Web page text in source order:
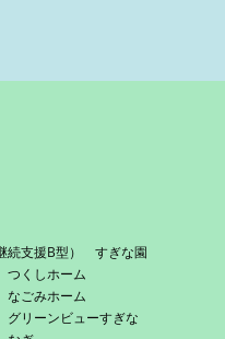
続支援B型） すぎな園
くしホーム
ごみホーム
リーンビューすぎな